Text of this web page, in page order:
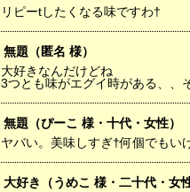
リピーtしたくなる味ですわ†
無題（匿名 様）
大好きなんだけどね
3つとも味がエグイ時がある、、
無題（ぴーこ 様・十代・女性）
ヤバい。美味しすぎ†何個でもい
大好き（うめこ 様・二十代・女性